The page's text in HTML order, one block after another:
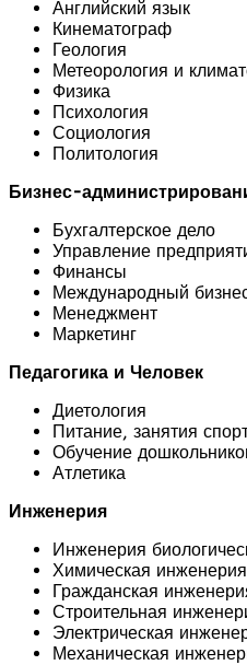
Английский язык
Кинематограф
Геология
Метеорология и
Физика
Психология
Социология
Политология
Бизнес-
Бухгалтерское дело
Управление
Финансы
Международный
Менеджмент
Маркетинг
Педагогика и Человек
Диетология
Питание, занятия
Обучение
Атлетика
Инженерия
Инженерия
Химическая инженерия
Гражданская
Строительная
Электрическая
Механическая